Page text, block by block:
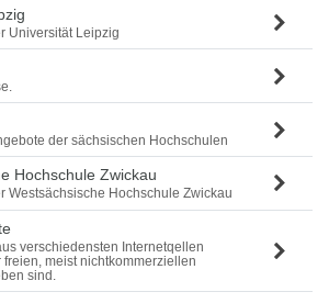
Universität Leipzig
der sächsischen Hochschulen
Hochschule Zwickau
Westsächsische Hochschule Zwickau
verschiedensten Internetqellen
freien, meist nichtkommerziellen
sind.